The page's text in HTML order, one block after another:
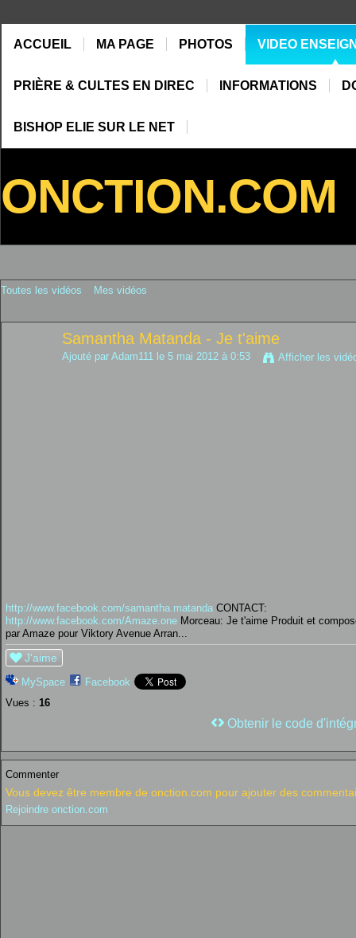
ACCUEIL MA PAGE PHOTOS VIDEO
PRIÈRE & CULTES EN DIREC INFORMATIONS
BISHOP ELIE SUR LE NET
ONCTION.COM
Toutes les vidéos Mes vidéos
Samantha Matanda - Je t'aime
Ajouté par Adam111 le 5 mai 2012 à 0:53 Afficher les
http://www.facebook.com/samantha.matanda CONTACT:
http://www.facebook.com/Amaze.one Morceau: Je t'aime Produit et
par Amaze pour Viktory Avenue Arran...
J'aime
MySpace
Facebook
Vues : 16
Obtenir le code
Commenter
Vous devez être membre de onction.com pour ajouter des
Rejoindre onction.com